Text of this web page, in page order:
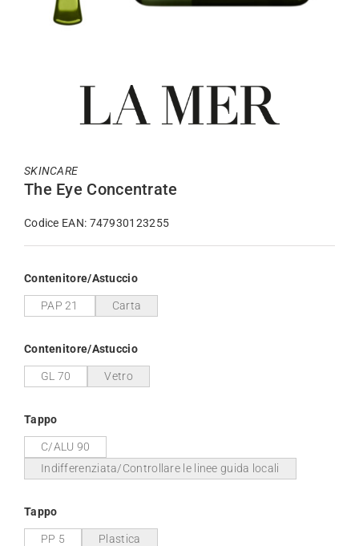
SKINCARE
The Eye Concentrate
Codice EAN: 747930123255
Contenitore/Astuccio
PAP 21 Carta
Contenitore/Astuccio
GL 70 Vetro
Tappo
C/ALU 90
Indifferenziata/Controllare le linee guida locali
Tappo
PP 5 Plastica